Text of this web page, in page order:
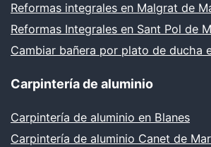
Reformas integrales en Malgrat de
Reformas Integrales en Sant Pol de
Cambiar bañera por plato de ducha
Carpintería de aluminio
Carpintería de aluminio en Blanes
Carpintería de aluminio Canet de Mar